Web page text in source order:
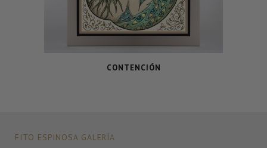
CONTENCIÓN
FITO ESPINOSA GALERÍA